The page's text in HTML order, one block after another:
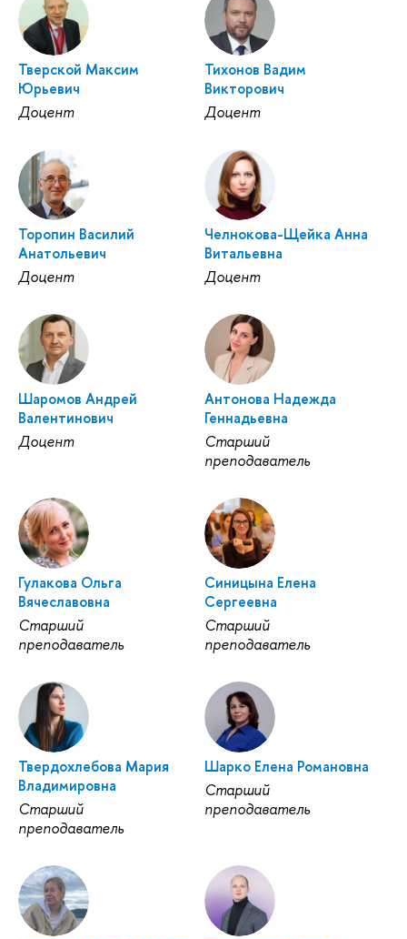
Тверской Максим
Юрьевич
Доцент
Тихонов Вадим
Викторович
Доцент
Торопин Василий
Анатольевич
Доцент
Челнокова-Щейка Анна
Витальевна
Доцент
Шаромов Андрей
Валентинович
Доцент
Антонова Надежда
Геннадьевна
Старший
преподаватель
Гулакова Ольга
Вячеславовна
Старший
преподаватель
Синицына Елена
Сергеевна
Старший
преподаватель
Твердохлебова Мария
Владимировна
Старший
преподаватель
Шарко Елена Романовна
Старший
преподаватель